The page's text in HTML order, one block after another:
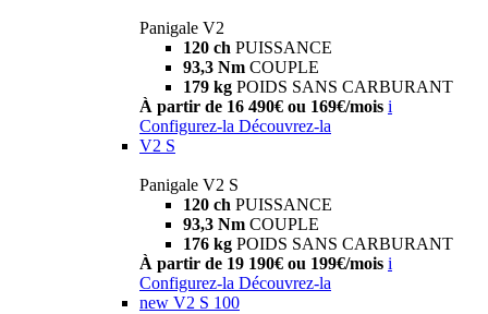
Panigale V2
120 ch PUISSANCE
93,3 Nm COUPLE
179 kg POIDS SANS CARBURANT
À partir de 16 490€ ou 169€/mois i
Configurez-la Découvrez-la
V2 S
Panigale V2 S
120 ch PUISSANCE
93,3 Nm COUPLE
176 kg POIDS SANS CARBURANT
À partir de 19 190€ ou 199€/mois i
Configurez-la Découvrez-la
new V2 S 100